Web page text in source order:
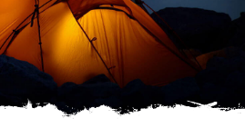
IN DE SPOTLIGHT: